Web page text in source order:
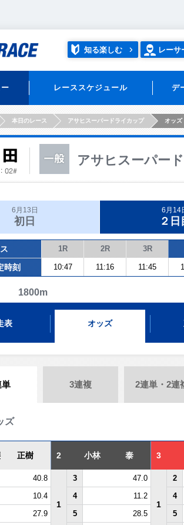
知る楽しむ レーサ
レーススケジュール デ
本日のレース アサヒスーパードライカップ オッズ
アサヒスーパー
6月13日
初日
6月14
２日
1R 2R 3R
時刻 10:47 11:16 11:45
表 オッズ
単 3連複 2連単・2連
ズ
正樹 2 小林 泰 3
40.8
1
3 47.0
1
2
10.4 4 11.2
4
27.9 5 28.5
5